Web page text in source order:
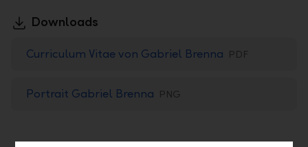
Downloads
Curriculum Vitae von Gabriel Brenna PDF
Portrait Gabriel Brenna PNG